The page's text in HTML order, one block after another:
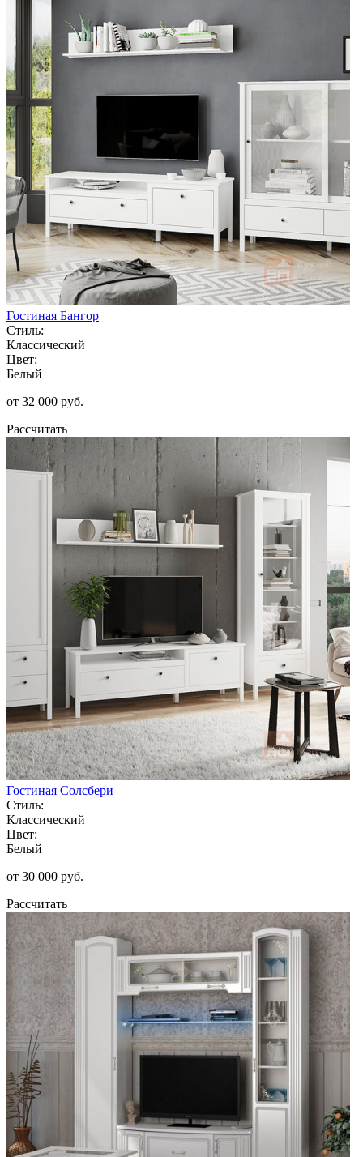
Гостиная Бангор
Стиль:
Классический
Цвет:
Белый
от 32 000 руб.
Рассчитать
Гостиная Солсбери
Стиль:
Классический
Цвет:
Белый
от 30 000 руб.
Рассчитать